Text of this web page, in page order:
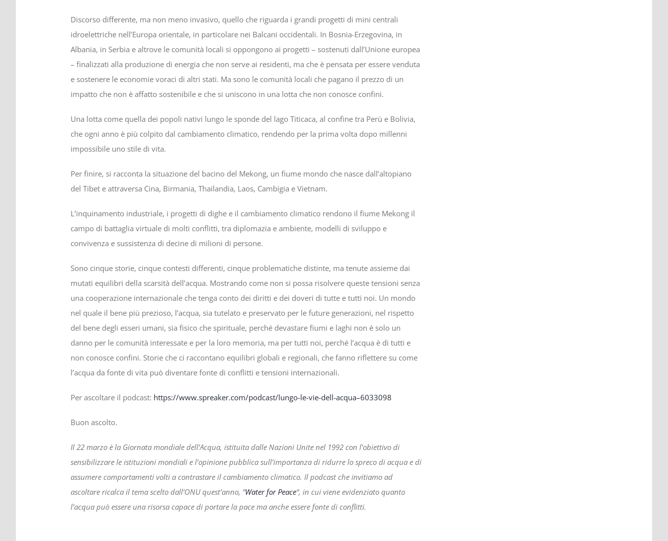
Discorso differente, ma non meno invasivo, quello che riguarda i grandi progetti di mini centrali
idroelettriche nell’Europa orientale, in particolare nei Balcani occidentali. In Bosnia-Erzegovina, in
Albania, in Serbia e altrove le comunità locali si oppongono ai progetti – sostenuti dall’Unione europea
– finalizzati alla produzione di energia che non serve ai residenti, ma che è pensata per essere venduta
e sostenere le economie voraci di altri stati. Ma sono le comunità locali che pagano il prezzo di un
impatto che non è affatto sostenibile e che si uniscono in una lotta che non conosce confini.
Una lotta come quella dei popoli nativi lungo le sponde del lago Titicaca, al confine tra Perù e Bolivia,
che ogni anno è più colpito dal cambiamento climatico, rendendo per la prima volta dopo millenni
impossibile uno stile di vita.
Per finire, si racconta la situazione del bacino del Mekong, un fiume mondo che nasce dall’altopiano
del Tibet e attraversa Cina, Birmania, Thailandia, Laos, Cambigia e Vietnam.
L’inquinamento industriale, i progetti di dighe e il cambiamento climatico rendono il fiume Mekong il
campo di battaglia virtuale di molti conflitti, tra diplomazia e ambiente, modelli di sviluppo e
convivenza e sussistenza di decine di milioni di persone.
Sono cinque storie, cinque contesti differenti, cinque problematiche distinte, ma tenute assieme dai
mutati equilibri della scarsità dell’acqua. Mostrando come non si possa risolvere queste tensioni senza
una cooperazione internazionale che tenga conto dei diritti e dei doveri di tutte e tutti noi. Un mondo
nel quale il bene più prezioso, l’acqua, sia tutelato e preservato per le future generazioni, nel rispetto
del bene degli esseri umani, sia fisico che spirituale, perché devastare fiumi e laghi non è solo un
danno per le comunità interessate e per la loro memoria, ma per tutti noi, perché l’acqua è di tutti e
non conosce confini. Storie che ci raccontano equilibri globali e regionali, che fanno riflettere su come
l’acqua da fonte di vita può diventare fonte di conflitti e tensioni internazionali.
Per ascoltare il podcast: https://www.spreaker.com/podcast/lungo-le-vie-dell-acqua–6033098
Buon ascolto.
Il 22 marzo è la Giornata mondiale dell’Acqua, istituita dalle Nazioni Unite nel 1992 con l’obiettivo di
sensibilizzare le istituzioni mondiali e l’opinione pubblica sull’importanza di ridurre lo spreco di acqua e di
assumere comportamenti volti a contrastare il cambiamento climatico. Il podcast che invitiamo ad
ascoltare ricalca il tema scelto dall’ONU quest’anno, “Water for Peace“, in cui viene evidenziato quanto
l’acqua può essere una risorsa capace di portare la pace ma anche essere fonte di conflitti.